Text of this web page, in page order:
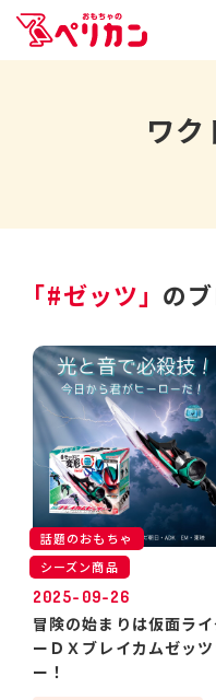
ワク
「#ゼッツ」 の
話題のおもちゃ
シーズン商品
2025-09-26
冒険の始まりは仮面ラ
ーＤＸブレイカムゼッツ
ー！